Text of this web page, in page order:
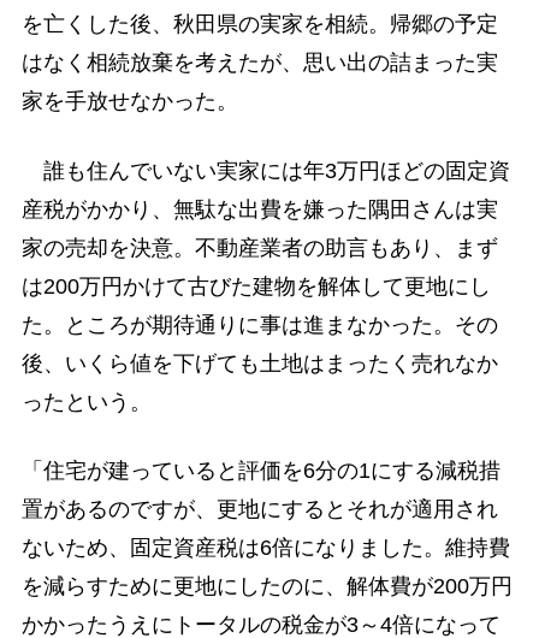
を亡くした後、秋田県の実家を相続。帰郷の予定
はなく相続放棄を考えたが、思い出の詰まった実
家を手放せなかった。
誰も住んでいない実家には年3万円ほどの固定資
産税がかかり、無駄な出費を嫌った隅田さんは実
家の売却を決意。不動産業者の助言もあり、まず
は200万円かけて古びた建物を解体して更地にし
た。ところが期待通りに事は進まなかった。その
後、いくら値を下げても土地はまったく売れなか
ったという。
「住宅が建っていると評価を6分の1にする減税措
置があるのですが、更地にするとそれが適用され
ないため、固定資産税は6倍になりました。維持費
を減らすために更地にしたのに、解体費が200万円
かかったうえにトータルの税金が3～4倍になって